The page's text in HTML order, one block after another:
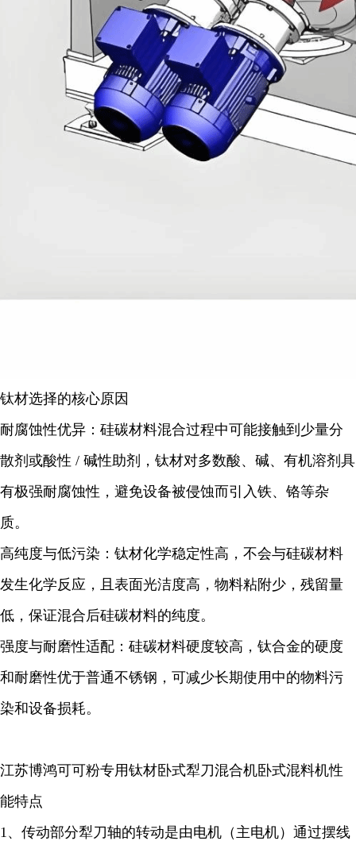
钛材选择的核心原因
耐腐蚀性优异：硅碳材料混合过程中可能接触到少量分
散剂或酸性 / 碱性助剂，钛材对多数酸、碱、有机溶剂具
有极强耐腐蚀性，避免设备被侵蚀而引入铁、铬等杂
质。
高纯度与低污染：钛材化学稳定性高，不会与硅碳材料
发生化学反应，且表面光洁度高，物料粘附少，残留量
低，保证混合后硅碳材料的纯度。
强度与耐磨性适配：硅碳材料硬度较高，钛合金的硬度
和耐磨性优于普通不锈钢，可减少长期使用中的物料污
染和设备损耗。
江苏博鸿可可粉专用钛材卧式犁刀混合机卧式混料机性
能特点
1、传动部分犁刀轴的转动是由电机（主电机）通过摆线